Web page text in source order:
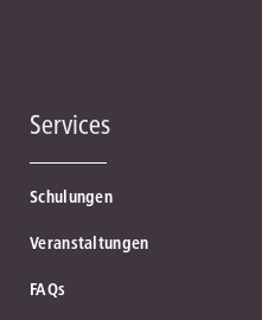
Services
Schulungen
Veranstaltungen
FAQs